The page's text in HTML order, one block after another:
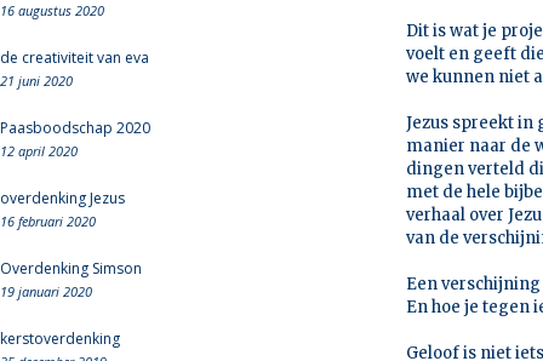
16 augustus 2020
de creativiteit van eva
21 juni 2020
Paasboodschap 2020
12 april 2020
overdenking Jezus
16 februari 2020
Overdenking Simson
19 januari 2020
kerstoverdenking
Dit is wat je
voelt en geeft
we kunnen niet
Jezus spreekt in
manier naar de
dingen verteld
met de hele
verhaal over
van de
Een
En hoe je tegen
Geloof is niet